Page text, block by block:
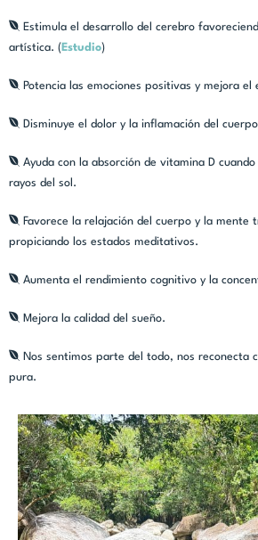
Estimula el desarrollo del cerebro
artística. ( Estudio)
Potencia las emociones positivas y mejora el
Disminuye el dolor y la inflamación del
Ayuda con la absorción de vitamina D
rayos del sol.
Favorece la relajación del cuerpo y la mente
propiciando los estados meditativos.
Aumenta el rendimiento cognitivo y la
Mejora la calidad del sueño.
Nos sentimos parte del todo, nos reconecta
pura.